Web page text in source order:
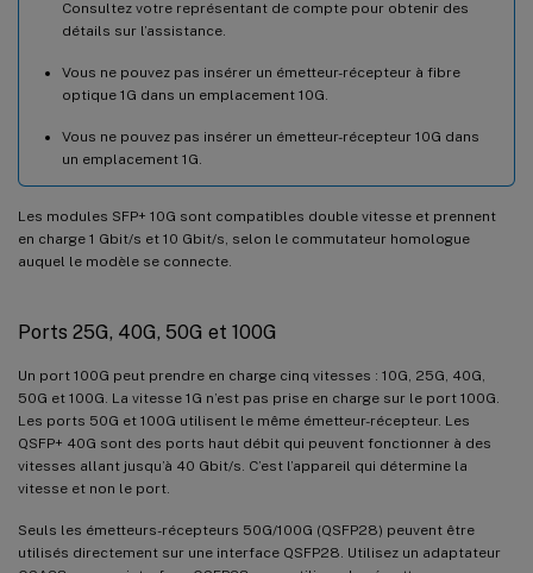
Consultez votre représentant de compte pour obtenir des
détails sur l’assistance.
Vous ne pouvez pas insérer un émetteur-récepteur à fibre
optique 1G dans un emplacement 10G.
Vous ne pouvez pas insérer un émetteur-récepteur 10G dans
un emplacement 1G.
Les modules SFP+ 10G sont compatibles double vitesse et prennent
en charge 1 Gbit/s et 10 Gbit/s, selon le commutateur homologue
auquel le modèle se connecte.
Ports 25G, 40G, 50G et 100G
Un port 100G peut prendre en charge cinq vitesses : 10G, 25G, 40G,
50G et 100G. La vitesse 1G n’est pas prise en charge sur le port 100G.
Les ports 50G et 100G utilisent le même émetteur-récepteur. Les
QSFP+ 40G sont des ports haut débit qui peuvent fonctionner à des
vitesses allant jusqu’à 40 Gbit/s. C’est l’appareil qui détermine la
vitesse et non le port.
Seuls les émetteurs-récepteurs 50G/100G (QSFP28) peuvent être
utilisés directement sur une interface QSFP28. Utilisez un adaptateur